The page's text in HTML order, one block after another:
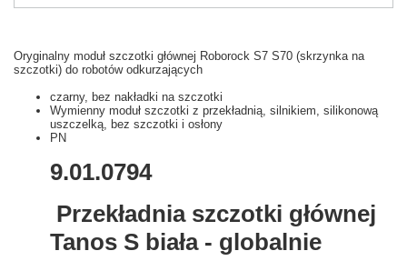
Oryginalny moduł szczotki głównej Roborock S7 S70 (skrzynka na
szczotki) do robotów odkurzających
czarny, bez nakładki na szczotki
Wymienny moduł szczotki z przekładnią, silnikiem, silikonową
uszczelką, bez szczotki i osłony
PN
9.01.0794
Przekładnia szczotki głównej
Tanos S biała - globalnie